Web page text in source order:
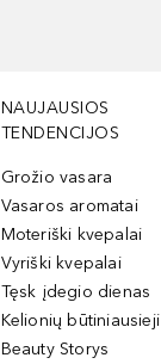
NAUJAUSIOS
TENDENCIJOS
Grožio vasara
Vasaros aromatai
Moteriški kvepalai
Vyriški kvepalai
Tęsk įdegio dienas
Kelionių būtiniausieji
Beauty Storys